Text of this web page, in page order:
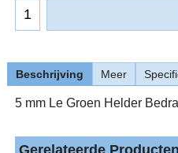
Beschrijving Meer
5 mm Le Groen Helder
Gerelateerde Producten